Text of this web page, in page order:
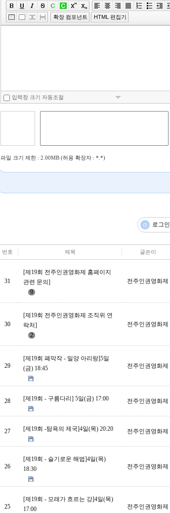
확장 컴포넌트 HTML 편집기
입력창 크기 자동조절
파일 크기 제한 : 2.00MB (허용 확장자 : *.*)
로그인
번호 제목 글쓴이
31
[제19회 전주인권영화제 홈페이지
관련 문의]
9
전주인권영화제
30
[제19회 전주인권영화제 조직위 연
락처]
2
전주인권영화제
29
[제19회 폐막작 - 밀양 아리랑]5일
(금) 18:45
전주인권영화제
28 [제19회 - 구름다리] 5일(금) 17:00 전주인권영화제
27 [제19회 -탐욕의 제국]4일(목) 20:20 전주인권영화제
26
[제19회 - 슬기로운 해법]4일(목)
18:30
전주인권영화제
25
[제19회 - 모래가 흐르는 강]4일(목)
17:00
전주인권영화제